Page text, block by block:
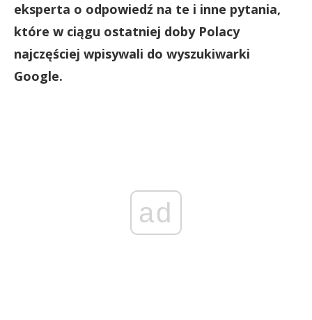
eksperta o odpowiedź na te i inne pytania,
które w ciągu ostatniej doby Polacy
najczęściej wpisywali do wyszukiwarki
Google.
ad